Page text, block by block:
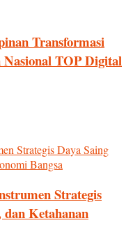
Transformasi
Nasional TOP Digital
Strategis
Ketahanan